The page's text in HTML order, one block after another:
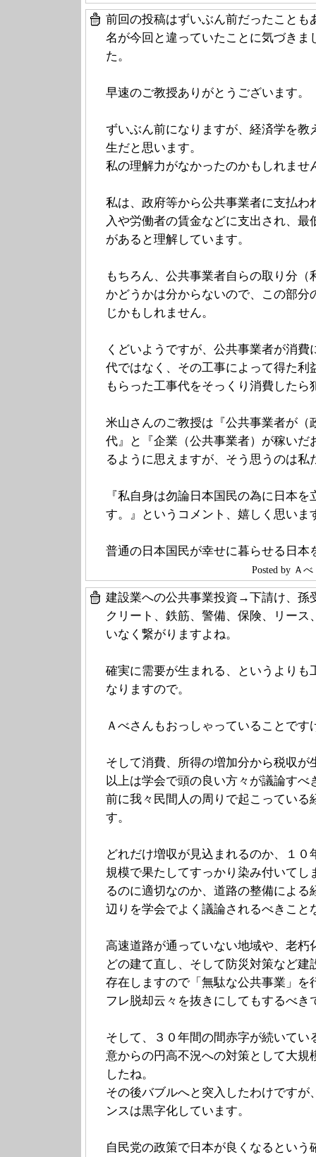
前回の投稿はずいぶん前だったことも
名が今回と違っていたことに気づきま
た。
早速のご教授ありがとうございます。
ずいぶん前になりますが、経済学を教
生だと思います。
私の理解力がなかったのかもしれませ
私は、政府等から公共事業者に支払わ
入や労働者の賃金などに支出され、
があると理解しています。
もちろん、公共事業者自らの取り分
かどうかは分からないので、この部分
じかもしれません。
くどいようですが、公共事業者が消
代ではなく、その工事によって得た利
もらった工事代をそっくり消費したら
米山さんのご教授は『公共事業者が（
代』と『企業（公共事業者）が稼いだ
るように思えますが、そう思うのは私
『私自身は勿論日本国民の為に日本
す。』というコメント、嬉しく思いま
普通の日本国民が幸せに暮らせる日本
Posted by Ａ
建設業への公共事業投資→下請け、孫
クリート、鉄筋、警備、保険、リー
いなく繋がりますよね。
確実に需要が生まれる、というよりも
なりますので。
Ａべさんもおっしゃっていることです
そして消費、所得の増加分から税収が
以上は学会で頭の良い方々が議論すべ
前に我々民間人の周りで起こっている
す。
どれだけ増収が見込まれるのか、１
規模で果たしてすっかり染み付いてし
るのに適切なのか、道路の整備によ
辺りを学会でよく議論されるべきこと
高速道路が通っていない地域や、老朽
どの建て直し、そして防災対策など
存在しますので「無駄な公共事業」を
フレ脱却云々を抜きにしてもするべき
そして、３０年間の間赤字が続いてい
意からの円高不況への対策として大規
したね。
その後バブルへと突入したわけですが
ンスは黒字化しています。
自民党の政策で日本が良くなるとい